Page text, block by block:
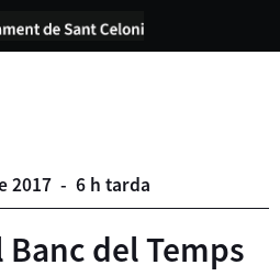
2017 - 6 h tarda
del Temps